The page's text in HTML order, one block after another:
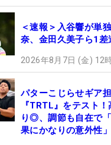
＜速報＞入谷響が単
奈、金田久美子ら1差
2026年8月7日 (金) 12
パターこじらせギア
『TRTL』をテスト
り◎、調節も自在で
果にかなりの意外性」